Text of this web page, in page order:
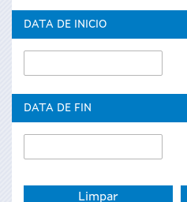
DATA DE INICIO
de
DATA DE FIN
de